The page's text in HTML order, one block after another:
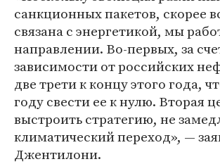
санкционных пакетов, скорее
связана с энергетикой, мы
направлении. Во-первых, за
зависимости от российских
две трети к концу этого года,
году свести ее к нулю. Вторая
выстроить стратегию, не
климатический переход», —
Джентилони.